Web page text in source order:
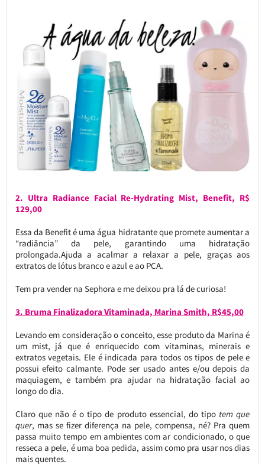
2. Ultra Radiance Facial Re-Hydrating Mist, Benefit, R$
129,00
Essa da Benefit é uma água hidratante que promete aumentar a
“radiância” da pele, garantindo uma hidratação
prolongada.Ajuda a acalmar a relaxar a pele, graças aos
extratos de lótus branco e azul e ao PCA.
Tem pra vender na Sephora e me deixou pra lá de curiosa!
3. Bruma Finalizadora Vitaminada, Marina Smith, R$45,00
Levando em consideração o conceito, esse produto da Marina é
um mist, já que é enriquecido com vitaminas, minerais e
extratos vegetais. Ele é indicada para todos os tipos de pele e
possui efeito calmante. Pode ser usado antes e/ou depois da
maquiagem, e também pra ajudar na hidratação facial ao
longo do dia.
Claro que não é o tipo de produto essencial, do tipo tem que
quer, mas se fizer diferença na pele, compensa, né? Pra quem
passa muito tempo em ambientes com ar condicionado, o que
resseca a pele, é uma boa pedida, assim como pra usar nos dias
mais quentes.